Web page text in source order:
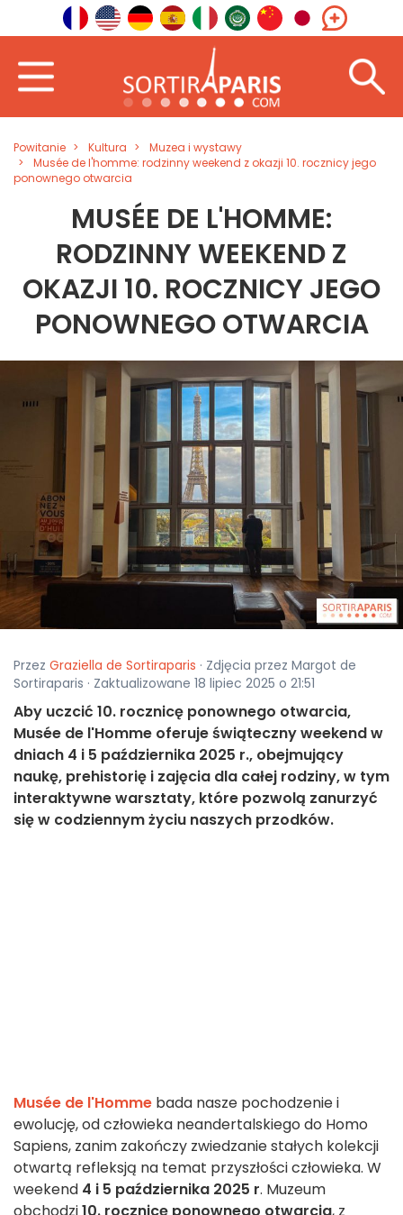
Powitanie Kultura
Muzea i wystawy
Musée de l'homme: rodzinny weekend z okazji 10. rocznicy jego
ponownego otwarcia
MUSÉE DE L'HOMME:
RODZINNY WEEKEND Z
OKAZJI 10. ROCZNICY JEGO
PONOWNEGO OTWARCIA
Przez Graziella de Sortiraparis · Zdjęcia przez Margot de
Sortiraparis · Zaktualizowane 18 lipiec 2025 o 21:51
Aby uczcić 10. rocznicę ponownego otwarcia,
Musée de l'Homme oferuje świąteczny weekend w
dniach 4 i 5 października 2025 r., obejmujący
naukę, prehistorię i zajęcia dla całej rodziny, w tym
interaktywne warsztaty, które pozwolą zanurzyć
się w codziennym życiu naszych przodków.
Musée de l'Homme bada nasze pochodzenie i
ewolucję, od człowieka neandertalskiego do Homo
Sapiens, zanim zakończy zwiedzanie stałych kolekcji
otwartą refleksją na temat przyszłości człowieka. W
weekend 4 i 5 października 2025 r. Muzeum